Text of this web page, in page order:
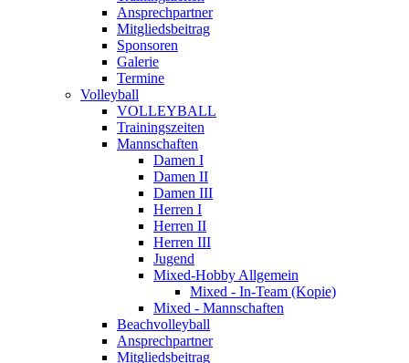
Ansprechpartner
Mitgliedsbeitrag
Sponsoren
Galerie
Termine
Volleyball
VOLLEYBALL
Trainingszeiten
Mannschaften
Damen I
Damen II
Damen III
Herren I
Herren II
Herren III
Jugend
Mixed-Hobby Allgemein
Mixed - In-Team (Kopie)
Mixed - Mannschaften
Beachvolleyball
Ansprechpartner
Mitgliedsbeitrag